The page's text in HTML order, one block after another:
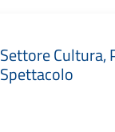
Settore Cultura,
Spettacolo